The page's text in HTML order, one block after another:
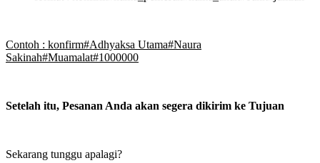
Contoh : konfirm#Adhyaksa Utama#Naura
Sakinah#Muamalat#1000000
Setelah itu, Pesanan Anda akan segera dikirim ke Tujuan
Sekarang tunggu apalagi?